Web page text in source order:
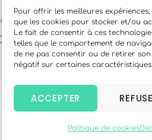
Pour offrir les meilleures
que les cookies pour stocker et/ou
Le fait de consentir à ces
telles que le comportement de
de ne pas consentir ou de retirer
négatif sur certaines
ACCEPTER
Politique de cookies
Richard
Colmar